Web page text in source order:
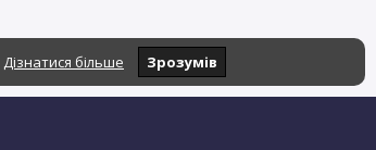
Дізнатися більше Зрозумів